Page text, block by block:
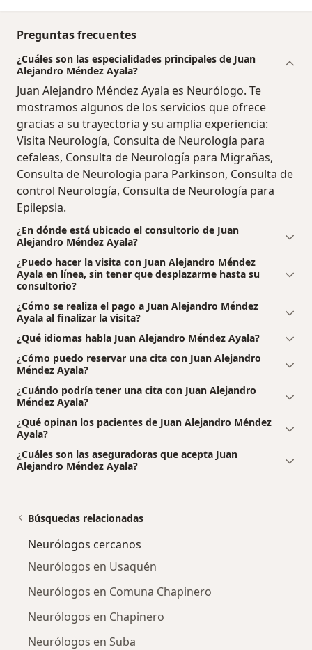
Preguntas frecuentes
¿Cuáles son las especialidades principales de Juan
Alejandro Méndez Ayala?
Juan Alejandro Méndez Ayala es Neurólogo. Te
mostramos algunos de los servicios que ofrece
gracias a su trayectoria y su amplia experiencia:
Visita Neurología, Consulta de Neurología para
cefaleas, Consulta de Neurología para Migrañas,
Consulta de Neurologia para Parkinson, Consulta de
control Neurología, Consulta de Neurología para
Epilepsia.
¿En dónde está ubicado el consultorio de Juan
Alejandro Méndez Ayala?
¿Puedo hacer la visita con Juan Alejandro Méndez
Ayala en línea, sin tener que desplazarme hasta su
consultorio?
¿Cómo se realiza el pago a Juan Alejandro Méndez
Ayala al finalizar la visita?
¿Qué idiomas habla Juan Alejandro Méndez Ayala?
¿Cómo puedo reservar una cita con Juan Alejandro
Méndez Ayala?
¿Cuándo podría tener una cita con Juan Alejandro
Méndez Ayala?
¿Qué opinan los pacientes de Juan Alejandro Méndez
Ayala?
¿Cuáles son las aseguradoras que acepta Juan
Alejandro Méndez Ayala?
Búsquedas relacionadas
Neurólogos cercanos
Neurólogos en Usaquén
Neurólogos en Comuna Chapinero
Neurólogos en Chapinero
Neurólogos en Suba